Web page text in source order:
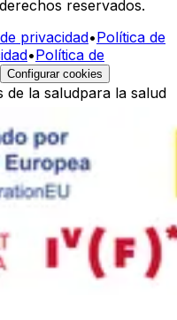
reservados.
privacidad•Política de
•Política de
Configurar cookies
de la saludpara la salud